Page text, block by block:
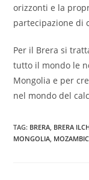
orizzonti e la
partecipazione di
Per il Brera si
tutto il mondo le
Mongolia e per
nel mondo del
TAG: BRERA BRERA
MONGOLIA